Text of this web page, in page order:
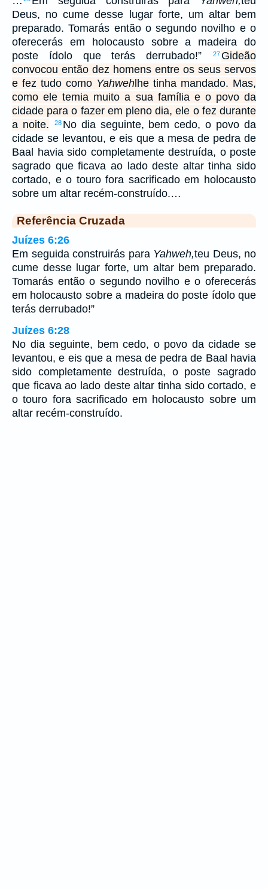
Deus, no cume desse lugar forte, um altar bem
preparado. Tomarás então o segundo novilho e o
oferecerás em holocausto sobre a madeira do
poste ídolo que terás derrubado!”
27 Gideão
convocou então dez homens entre os seus servos
e fez tudo como Yahwehlhe tinha mandado. Mas,
como ele temia muito a sua família e o povo da
cidade para o fazer em pleno dia, ele o fez durante
a noite.
28 No dia seguinte, bem cedo, o povo da
cidade se levantou, e eis que a mesa de pedra de
Baal havia sido completamente destruída, o poste
sagrado que ficava ao lado deste altar tinha sido
cortado, e o touro fora sacrificado em holocausto
sobre um altar recém-construído.…
Referência Cruzada
Juízes 6:26
Em seguida construirás para Yahweh,teu Deus, no
cume desse lugar forte, um altar bem preparado.
Tomarás então o segundo novilho e o oferecerás
em holocausto sobre a madeira do poste ídolo que
terás derrubado!”
Juízes 6:28
No dia seguinte, bem cedo, o povo da cidade se
levantou, e eis que a mesa de pedra de Baal havia
sido completamente destruída, o poste sagrado
que ficava ao lado deste altar tinha sido cortado, e
o touro fora sacrificado em holocausto sobre um
altar recém-construído.